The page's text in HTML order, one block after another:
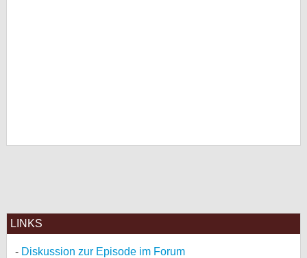
LINKS
Diskussion zur Episode im Forum